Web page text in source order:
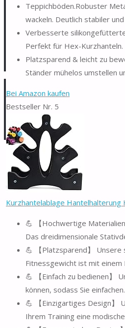
Teppichböden.Robuster
wackeln. Deutlich stabiler
Verbesserte
Perfekt für Hex-Kurzhanteln.
Platzsparend & leicht zu
Ständer mühelos umstellen
Bei Amazon kaufen
Bestseller Nr. 5
Kurzhantelablage Hantelhalterung
💪 【Hochwertige
Das dreidimensionale
💪 【Platzsparend】
Fitnessgewicht ist mit einem
💪 【Einfach zu bedienen】
können, sodass Sie
💪 【Einzigartiges Design】
Ihrem Training eine